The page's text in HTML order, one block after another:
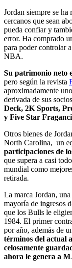
Jordan siempre se ha
cercanos que sean
pueda confiar y
error. Ha comprado
para poder controlar
NBA.
Su patrimonio neto
pero según la revista
aproximadamente
derivada de sus
Deck, 2K Sports,
y Five Star
Otros bienes de
North Carolina, un
participaciones de
que supera a casi
mundial como
retirada.
La marca Jordan,
mayoría de ingresos
que los Bulls le
1984. El primer
por año, además de
términos del actual
celosamente
ahora le genera a